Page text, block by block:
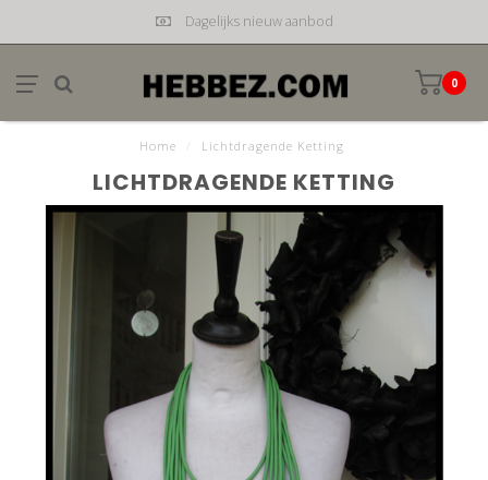
Dagelijks nieuw aanbod
0
Home Lichtdragende Ketting
LICHTDRAGENDE KETTING